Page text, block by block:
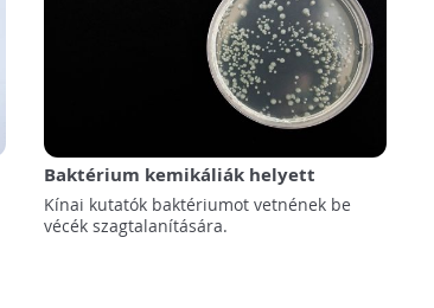
Baktérium kemikáliák helyett
Kínai kutatók baktériumot vetnének be
vécék szagtalanítására.